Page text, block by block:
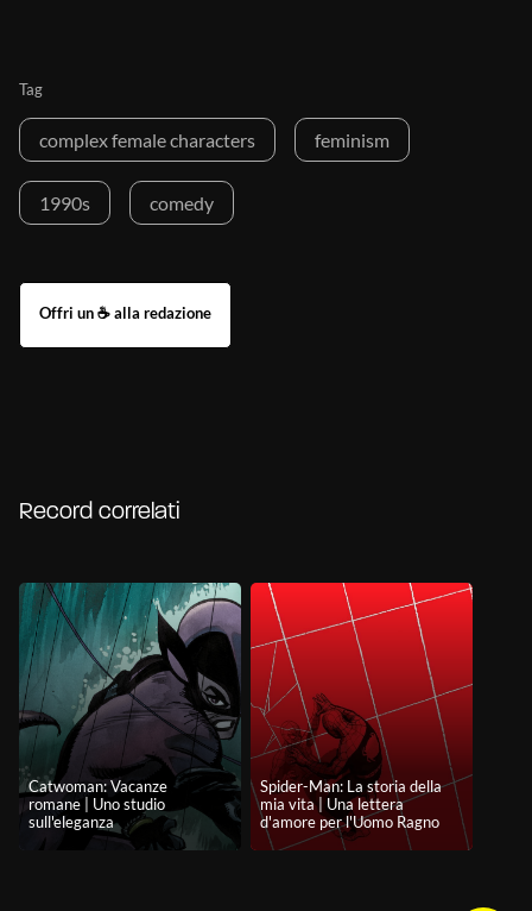
Tag
complex female characters feminism
1990s comedy
Record correlati
Catwoman: Vacanze
romane | Uno studio
sull'eleganza
Spider-Man: La storia della
mia vita | Una lettera
d'amore per l'Uomo Ragno